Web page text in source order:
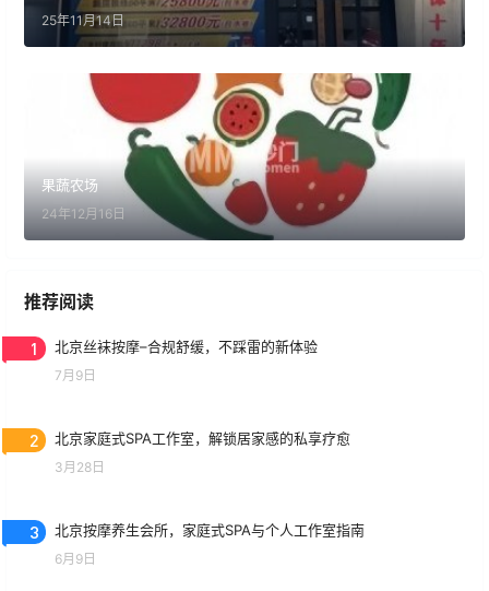
25年11月14日
果蔬农场
24年12月16日
推荐阅读
1 北京丝袜按摩–合规舒缓，不踩雷的新体验
7月9日
2 北京家庭式SPA工作室，解锁居家感的私享疗愈
3月28日
3 北京按摩养生会所，家庭式SPA与个人工作室指南
6月9日